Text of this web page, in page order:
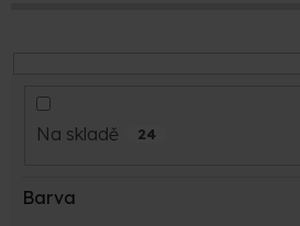
Na skladě 24
Barva